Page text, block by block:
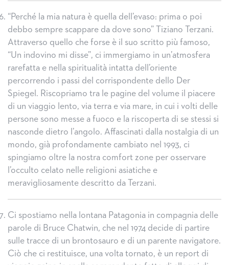
“Perché la mia natura è quella dell’evaso: prima o poi
debbo sempre scappare da dove sono” Tiziano Terzani.
Attraverso quello che forse è il suo scritto più famoso,
“Un indovino mi disse”, ci immergiamo in un’atmosfera
rarefatta e nella spiritualità intatta dell’oriente
percorrendo i passi del corrispondente dello Der
Spiegel. Riscopriamo tra le pagine del volume il piacere
di un viaggio lento, via terra e via mare, in cui i volti delle
persone sono messe a fuoco e la riscoperta di se stessi si
nasconde dietro l’angolo. Affascinati dalla nostalgia di un
mondo, già profondamente cambiato nel 1993, ci
spingiamo oltre la nostra comfort zone per osservare
l’occulto celato nelle religioni asiatiche e
meravigliosamente descritto da Terzani.
Ci spostiamo nella lontana Patagonia in compagnia delle
parole di Bruce Chatwin, che nel 1974 decide di partire
sulle tracce di un brontosauro e di un parente navigatore.
Ciò che ci restituisce, una volta tornato, è un report di